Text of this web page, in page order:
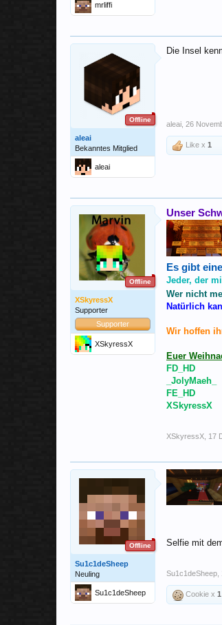
mrliffi
Offline
aleai
Bekanntes Mitglied
aleai
Die Insel
aleai 26
Like x 1
Offline
XSkyressX
Supporter
Supporter
XSkyressX
Unser
Es gibt
Jeder, der
Wer nicht
Natürlich
Wir hoffen
Euer
FD_HD
_JolyMaeh_
FE_HD
XSkyressX
XSkyressX 17
Offline
Su1c1deSheep
Neuling
Su1c1deSheep
Selfie mit
Su1c1deSheep
Cookie x 1